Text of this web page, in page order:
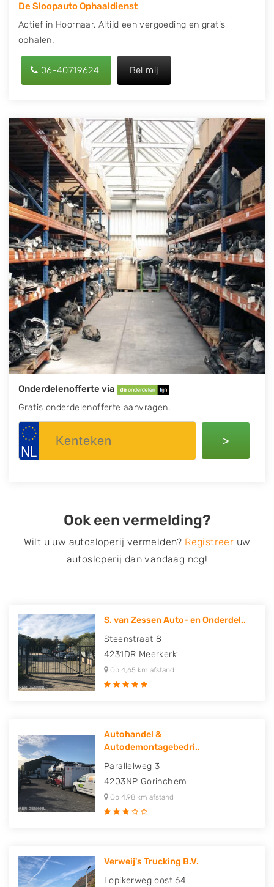
De Sloopauto Ophaaldienst
Actief in Hoornaar. Altijd een vergoeding en gratis
ophalen.
06-40719624 Bel mij
Onderdelenofferte via
Gratis onderdelenofferte aanvragen.
>
Ook een vermelding?
Wilt u uw autosloperij vermelden? Registreer uw
autosloperij dan vandaag nog!
S. van Zessen Auto- en Onderdel..
Steenstraat 8
4231DR Meerkerk
Op 4,65 km afstand
Autohandel &
Autodemontagebedri..
Parallelweg 3
4203NP Gorinchem
Op 4,98 km afstand
Verweij's Trucking B.V.
Lopikerweg oost 64